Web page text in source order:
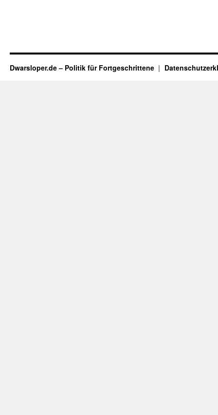
Dwarsloper.de – Politik für Fortgeschrittene